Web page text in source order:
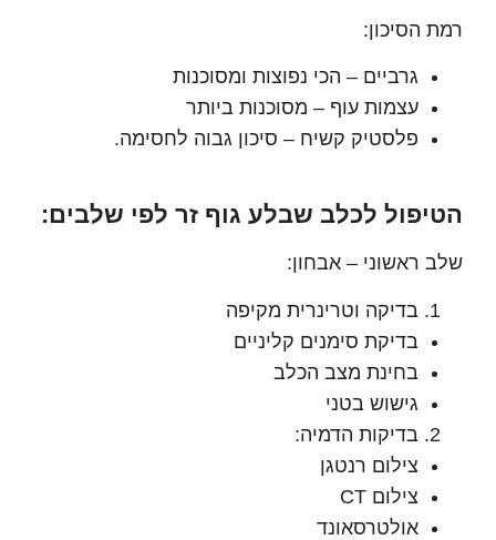
גרביים – הכי נפוצות ומסוכנות
עצמות עוף – מסוכנות ביותר
פלסטיק קשיח – סיכון גבוה לחסימה.
לכלב שבלע גוף זר לפי שלבים:
– אבחון:
בדיקה וטרינרית מקיפה
בדיקת סימנים קליניים
בחינת מצב הכלב
גישוש בטני
בדיקות הדמיה:
צילום רנטגן
צילום CT
אולטרסאונד